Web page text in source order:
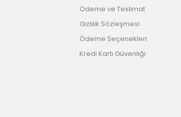
Ödeme ve Teslimat
Gizlilik Sözleşmesi
Ödeme Seçenekleri
Kredi Kartı Güvenliği